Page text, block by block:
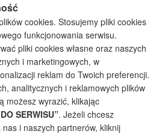
150 m2)
cookies. Stosujemy pliki cookies
funkcjonowania serwisu.
pliki cookies własne oraz naszych
i marketingowych, w
reklam do Twoich preferencji.
analitycznych i reklamowych plików
możesz wyrazić, klikając
SERWISU”. Jeżeli chcesz
i naszych partnerów, kliknij